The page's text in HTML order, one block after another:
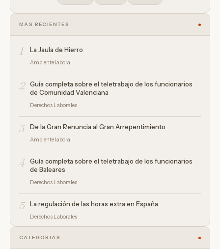
MÁS RECIENTES
1 La Jaula de Hierro
Ambiente laboral
2
Guía completa sobre el teletrabajo de los funcionarios
de Comunidad Valenciana
Derechos Laborales
3 De la Gran Renuncia al Gran Arrepentimiento
Ambiente laboral
4
Guía completa sobre el teletrabajo de los funcionarios
de Baleares
Derechos Laborales
5 La regulación de las horas extra en España
Derechos Laborales
CATEGORÍAS